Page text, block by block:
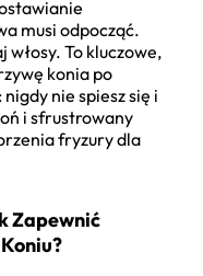
musi odpocząć.
To kluczowe,
konia po
nie spiesz się i
i sfrustrowany
fryzury dla
Zapewnić